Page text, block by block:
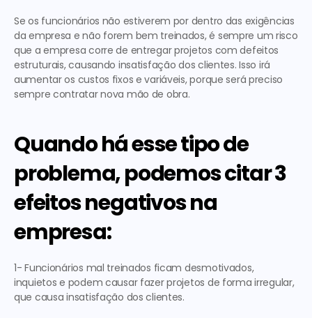
Se os funcionários não estiverem por dentro das exigências
da empresa e não forem bem treinados, é sempre um risco
que a empresa corre de entregar projetos com defeitos
estruturais, causando insatisfação dos clientes. Isso irá
aumentar os custos fixos e variáveis, porque será preciso
sempre contratar nova mão de obra.
Quando há esse tipo de
problema, podemos citar 3
efeitos negativos na
empresa:
1- Funcionários mal treinados ficam desmotivados,
inquietos e podem causar fazer projetos de forma irregular,
que causa insatisfação dos clientes.